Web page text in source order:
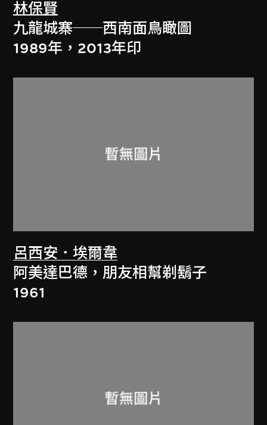
林保賢
九龍城寨──西南面鳥瞰圖
1989年，2013年印
呂西安．埃爾韋
阿美達巴德，朋友相幫剃鬍子
1961